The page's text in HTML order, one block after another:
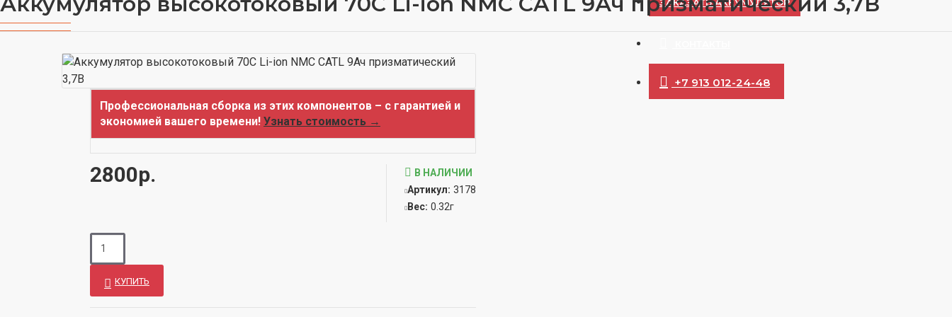
+7 913 012-24-48
Профессиональная сборка из этих компонентов – с гарантией и
экономией вашего времени! Узнать стоимость →
2800р.
В НАЛИЧИИ
Артикул: 3178
Вес: 0.32г
КУПИТЬ